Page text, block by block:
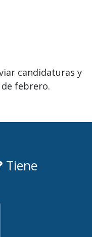
candidaturas y
febrero.
Tiene